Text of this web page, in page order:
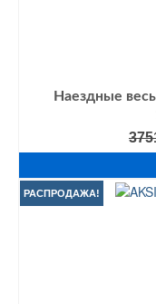
Наездные
РАСПРОДАЖА!